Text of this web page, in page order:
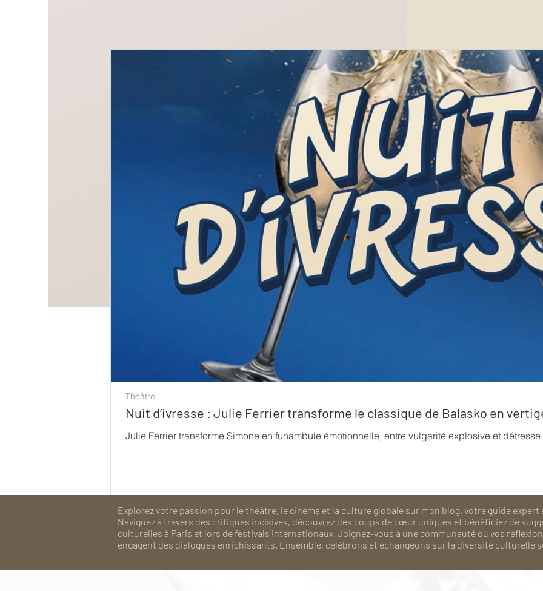
Nuit d’ivresse : Julie Ferrier transforme le classique de Balasko en
Julie Ferrier transforme Simone en funambule émotionnelle, entre vulgarité explosive et
Théâtre
Explorez votre passion pour le théâtre, le cinéma et la culture globale sur mon blog, votre guide expert
Naviguez à travers des critiques incisives, découvrez des coups de cœur uniques et bénéficiez de
culturelles à Paris et lors de festivals internationaux. Joignez-vous à une communauté où vos
engagent des dialogues enrichissants. Ensemble, célébrons et échangeons sur la diversité culturelle